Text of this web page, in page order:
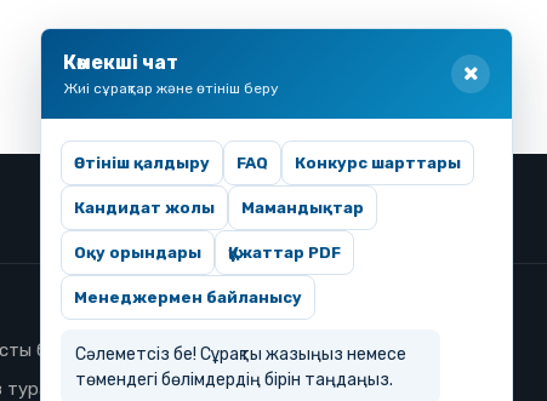
бет
туралы
Көмекші чат
Жиі сұрақтар және өтініш беру
Өтініш қалдыру FAQ Конкурс шарттары
Кандидат жолы Мамандықтар
Оқу орындары Құжаттар PDF
Менеджермен байланысу
Сәлеметсіз бе! Сұрақты жазыңыз немесе
төмендегі бөлімдердің бірін таңдаңыз.